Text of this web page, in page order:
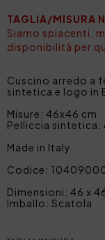
TAGLIA/MISURA
Siamo spiacenti,
disponibilità per
Cuscino arredo a
sintetica e logo in
Misure: 46x46 cm
Pelliccia sintetica:
Made in Italy
Codice:
Dimensioni: 46 x
Imballo: Scatola